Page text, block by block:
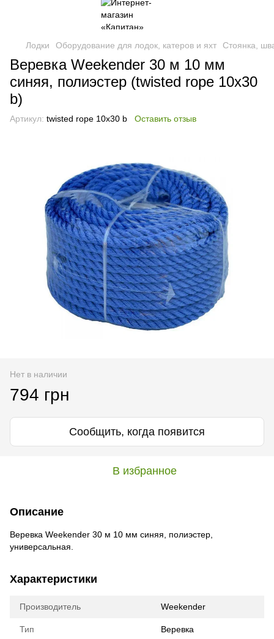
Лодки Оборудование для лодок, катеров и яхт Стоянка,
Веревка Weekender 30 м 10 мм
синяя, полиэстер (twisted rope 10х30
b)
Артикул: twisted rope 10х30 b Оставить отзыв
Нет в наличии
794 грн
Сообщить, когда появится
В избранное
Описание
Веревка Weekender 30 м 10 мм синяя, полиэстер,
универсальная.
Характеристики
Производитель Weekender
Тип Веревка